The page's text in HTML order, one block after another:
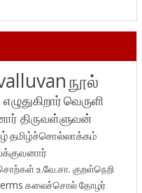
நூல்
வெருளி
திருவள்ளுவன்
தமிழ்ச்சொல்லாக்கம்
உ.வே.சா. குறள்நெறி
கலைச்சொல்தோழர்